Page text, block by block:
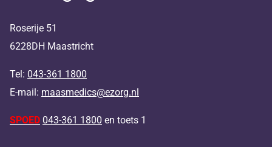
Roserije 51
6228DH Maastricht
Tel: 043-361 1800
E-mail: maasmedics@ezorg.nl
SPOED 043-361 1800 en toets 1